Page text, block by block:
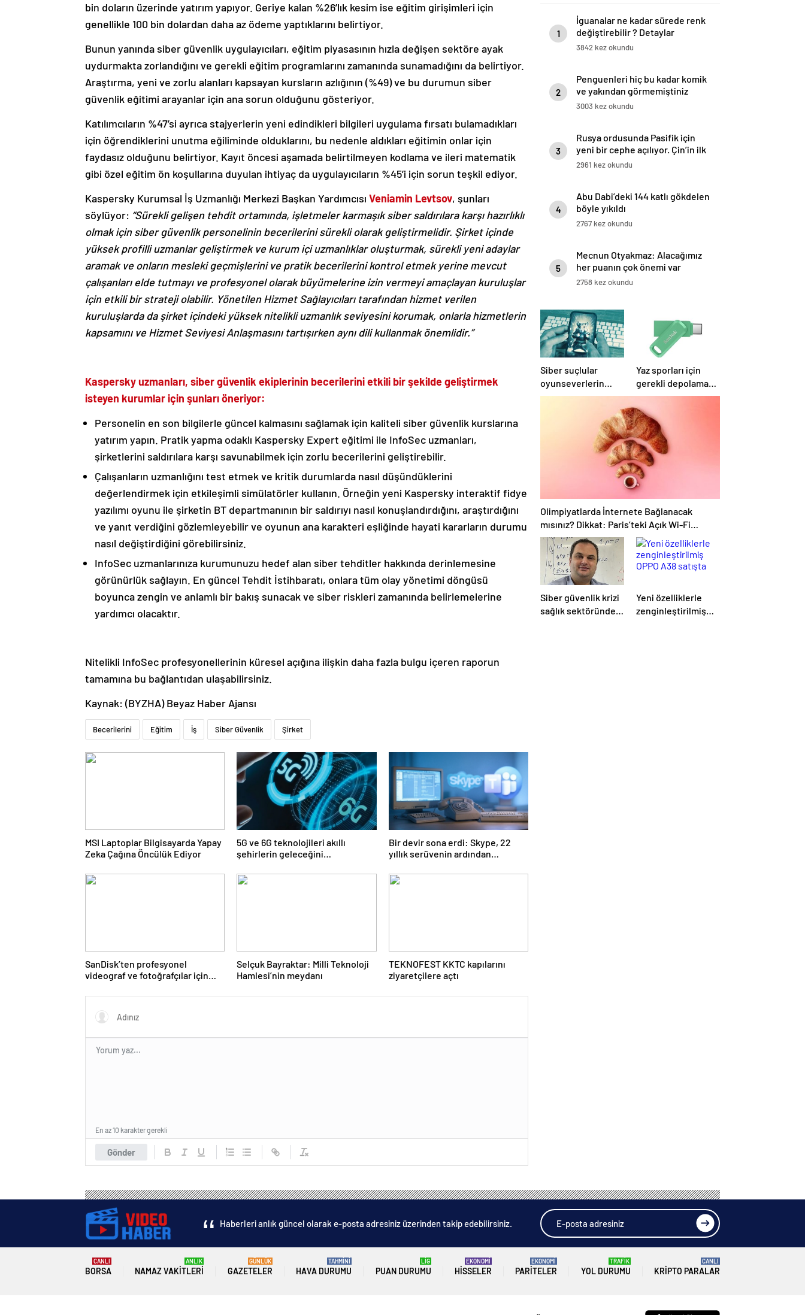
bin doların üzerinde yatırım yapıyor. Geriye kalan %26’lık kesim ise eğitim girişimleri için
genellikle 100 bin dolardan daha az ödeme yaptıklarını belirtiyor.
Bunun yanında siber güvenlik uygulayıcıları, eğitim piyasasının hızla değişen sektöre ayak
uydurmakta zorlandığını ve gerekli eğitim programlarını zamanında sunamadığını da belirtiyor.
Araştırma, yeni ve zorlu alanları kapsayan kursların azlığının (%49) ve bu durumun siber
güvenlik eğitimi arayanlar için ana sorun olduğunu gösteriyor.
Katılımcıların %47’si ayrıca stajyerlerin yeni edindikleri bilgileri uygulama fırsatı bulamadıkları
için öğrendiklerini unutma eğiliminde olduklarını, bu nedenle aldıkları eğitimin onlar için
faydasız olduğunu belirtiyor. Kayıt öncesi aşamada belirtilmeyen kodlama ve ileri matematik
gibi özel eğitim ön koşullarına duyulan ihtiyaç da uygulayıcıların %45’i için sorun teşkil ediyor.
Kaspersky Kurumsal İş Uzmanlığı Merkezi Başkan Yardımcısı Veniamin Levtsov, şunları
söylüyor: “Sürekli gelişen tehdit ortamında, işletmeler karmaşık siber saldırılara karşı hazırlıklı
olmak için siber güvenlik personelinin becerilerini sürekli olarak geliştirmelidir. Şirket içinde
yüksek profilli uzmanlar geliştirmek ve kurum içi uzmanlıklar oluşturmak, sürekli yeni adaylar
aramak ve onların mesleki geçmişlerini ve pratik becerilerini kontrol etmek yerine mevcut
çalışanları elde tutmayı ve profesyonel olarak büyümelerine izin vermeyi amaçlayan kuruluşlar
için etkili bir strateji olabilir. Yönetilen Hizmet Sağlayıcıları tarafından hizmet verilen
kuruluşlarda da şirket içindeki yüksek nitelikli uzmanlık seviyesini korumak, onlarla hizmetlerin
kapsamını ve Hizmet Seviyesi Anlaşmasını tartışırken aynı dili kullanmak önemlidir.”
Kaspersky uzmanları, siber güvenlik ekiplerinin becerilerini etkili bir şekilde geliştirmek
isteyen kurumlar için şunları öneriyor:
Personelin en son bilgilerle güncel kalmasını sağlamak için kaliteli siber güvenlik kurslarına
yatırım yapın. Pratik yapma odaklı Kaspersky Expert eğitimi ile InfoSec uzmanları,
şirketlerini saldırılara karşı savunabilmek için zorlu becerilerini geliştirebilir.
Çalışanların uzmanlığını test etmek ve kritik durumlarda nasıl düşündüklerini
değerlendirmek için etkileşimli simülatörler kullanın. Örneğin yeni Kaspersky interaktif fidye
yazılımı oyunu ile şirketin BT departmanının bir saldırıyı nasıl konuşlandırdığını, araştırdığını
ve yanıt verdiğini gözlemleyebilir ve oyunun ana karakteri eşliğinde hayati kararların durumu
nasıl değiştirdiğini görebilirsiniz.
InfoSec uzmanlarınıza kurumunuzu hedef alan siber tehditler hakkında derinlemesine
görünürlük sağlayın. En güncel Tehdit İstihbaratı, onlara tüm olay yönetimi döngüsü
boyunca zengin ve anlamlı bir bakış sunacak ve siber riskleri zamanında belirlemelerine
yardımcı olacaktır.
Nitelikli InfoSec profesyonellerinin küresel açığına ilişkin daha fazla bulgu içeren raporun
tamamına bu bağlantıdan ulaşabilirsiniz.
Kaynak: (BYZHA) Beyaz Haber Ajansı
Becerilerini Eğitim İş Siber Güvenlik Şirket
MSI Laptoplar Bilgisayarda Yapay
Zeka Çağına Öncülük Ediyor
5G ve 6G teknolojileri akıllı
şehirlerin geleceğini
Bir devir sona erdi: Skype, 22
yıllık serüvenin ardından
SanDisk’ten profesyonel
videograf ve fotoğrafçılar için
Selçuk Bayraktar: Milli Teknoloji
Hamlesi’nin meydanı
TEKNOFEST KKTC kapılarını
ziyaretçilere açtı
Gönder
En az 10 karakter gerekli
1
İguanalar ne kadar sürede renk
değiştirebilir ? Detaylar
burada…
3842 kez okundu
2
Penguenleri hiç bu kadar komik
ve yakından görmemiştiniz
3003 kez okundu
3
Rusya ordusunda Pasifik için
yeni bir cephe açılıyor. Çin’in ilk
tepkisi!
2961 kez okundu
4
Abu Dabi’deki 144 katlı gökdelen
böyle yıkıldı
2767 kez okundu
5
Mecnun Otyakmaz: Alacağımız
her puanın çok önemi var
2758 kez okundu
Siber suçlular
oyunseverlerin
peşinde
Yaz sporları için
gerekli depolama
çözümleri
Olimpiyatlarda İnternete Bağlanacak
mısınız? Dikkat: Paris’teki Açık Wi-Fi
Ağlarının %25’i Güvenli Değil!
Siber güvenlik krizi
sağlık sektöründe
Yeni özelliklerle
zenginleştirilmiş
Haberleri anlık güncel olarak e-posta adresiniz üzerinden takip edebilirsiniz.
BORSA
CANLI
NAMAZ VAKITLERI
ANLIK
GAZETELER
GÜNLÜK
HAVA DURUMU
TAHMİNİ
PUAN DURUMU
LİG
HISSELER
EKONOMİ
PARITELER
EKONOMİ
YOL DURUMU
TRAFİK
KRIPTO PARALAR
CANLI